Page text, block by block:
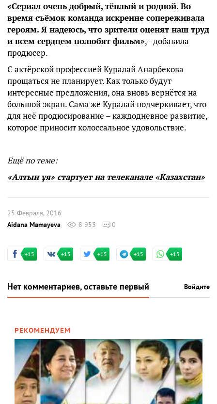
«Сериал очень добрый, тёплый и родной. Во
время съёмок команда искренне сопереживала
героям. Я надеюсь, что зрители оценят наш труд
и всем сердцем полюбят фильм», - добавила
продюсер.
С актёрской профессией Куралай Анарбекова
прощаться не планирует. Как только будут
интересные предложения, она вновь вернётся на
большой экран. Сама же Куралай подчеркивает, что
для неё продюсирование – каждодневное развитие,
которое приносит колоссальное удовольствие.
Ещё по теме:
«Алтын ұя» стартует на телеканале «Казахстан»
25 Февраля, 2016
Aidana Mamayeva
8 953 0
+15 +15 +15 +15 +15
Нет комментариев, оставьте первый Войдите
РЕКОМЕНДУЕМ